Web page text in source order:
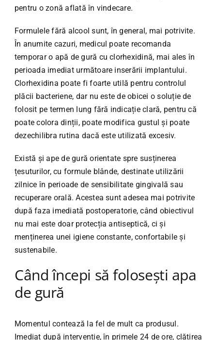
pentru o zonă aflată în vindecare.
Formulele fără alcool sunt, în general, mai potrivite.
În anumite cazuri, medicul poate recomanda
temporar o apă de gură cu clorhexidină, mai ales în
perioada imediat următoare inserării implantului.
Clorhexidina poate fi foarte utilă pentru controlul
plăcii bacteriene, dar nu este de obicei o soluție de
folosit pe termen lung fără indicație clară, pentru că
poate colora dinții, poate modifica gustul și poate
dezechilibra rutina dacă este utilizată excesiv.
Există și ape de gură orientate spre susținerea
țesuturilor, cu formule blânde, destinate utilizării
zilnice în perioade de sensibilitate gingivală sau
recuperare orală. Acestea sunt adesea mai potrivite
după faza imediată postoperatorie, când obiectivul
nu mai este doar protecția antiseptică, ci și
menținerea unei igiene constante, confortabile și
sustenabile.
Când începi să folosești apa
de gură
Momentul contează la fel de mult ca produsul.
Imediat după intervenție, în primele 24 de ore, clătirea